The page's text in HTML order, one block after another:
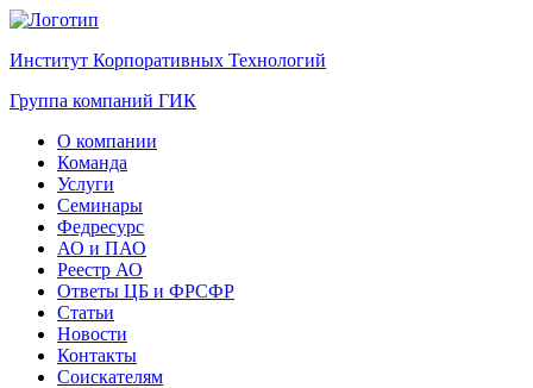
Институт Корпоративных Технологий
Группа компаний ГИК
О компании
Команда
Услуги
Семинары
Федресурс
АО и ПАО
Реестр АО
Ответы ЦБ и ФРСФР
Статьи
Новости
Контакты
Соискателям